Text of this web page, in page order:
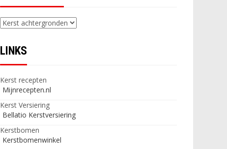
Categorieën
LINKS
Kerst recepten
Mijnrecepten.nl
Kerst Versiering
Bellatio Kerstversiering
Kerstbomen
Kerstbomenwinkel